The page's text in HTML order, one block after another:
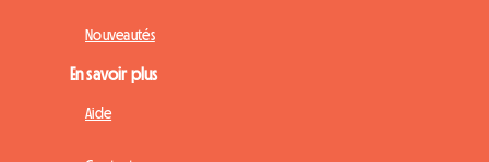
Nouveautés
En savoir plus
Aide